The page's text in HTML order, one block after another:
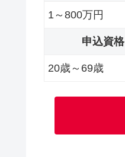
1～800万円
申込資格
20歳～69歳